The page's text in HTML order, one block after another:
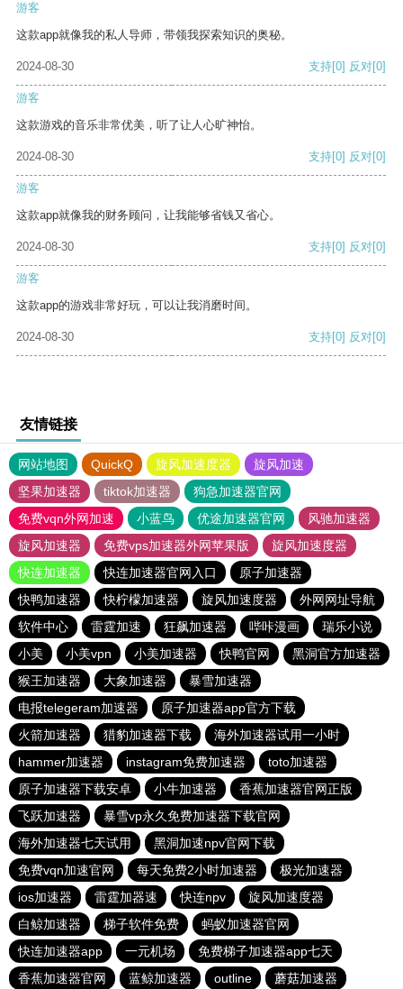
游客
这款app就像我的私人导师，带领我探索知识的奥秘。
2024-08-30 支持[0] 反对[0]
游客
这款游戏的音乐非常优美，听了让人心旷神怡。
2024-08-30 支持[0] 反对[0]
游客
这款app就像我的财务顾问，让我能够省钱又省心。
2024-08-30 支持[0] 反对[0]
游客
这款app的游戏非常好玩，可以让我消磨时间。
2024-08-30 支持[0] 反对[0]
友情链接
网站地图 QuickQ 旋风加速度器
旋风加速
坚果加速器
tiktok加速器
狗急加速器官网
免费vqn外网加速
小蓝鸟 优途加速器官网
风驰加速器
旋风加速器
免费vps加速器外网苹果版
旋风加速度器
快连加速器
快连加速器官网入口
原子加速器
快鸭加速器
快柠檬加速器 旋风加速度器
外网网址导航
软件中心
雷霆加速 狂飙加速器 哔咔漫画
瑞乐小说
小美
小美vpn 小美加速器 快鸭官网
黑洞官方加速器
猴王加速器
大象加速器
暴雪加速器
电报telegeram加速器
原子加速器app官方下载
火箭加速器
猎豹加速器下载
海外加速器试用一小时
hammer加速器
instagram免费加速器
toto加速器
原子加速器下载安卓
小牛加速器
香蕉加速器官网正版
飞跃加速器
暴雪vp永久免费加速器下载官网
海外加速器七天试用
黑洞加速npv官网下载
免费vqn加速官网
每天免费2小时加速器
极光加速器
ios加速器
雷霆加器速 快连npv
旋风加速度器
白鲸加速器
梯子软件免费
蚂蚁加速器官网
快连加速器app
一元机场
免费梯子加速器app七天
香蕉加速器官网
蓝鲸加速器 outline 蘑菇加速器